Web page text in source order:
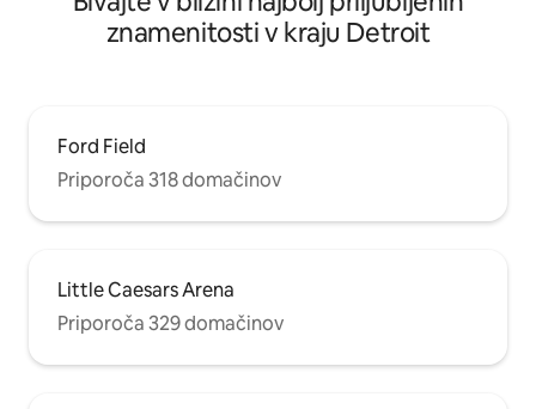
znamenitosti v kraju Detroit
Ford Field
Priporoča 318 domačinov
Little Caesars Arena
Priporoča 329 domačinov